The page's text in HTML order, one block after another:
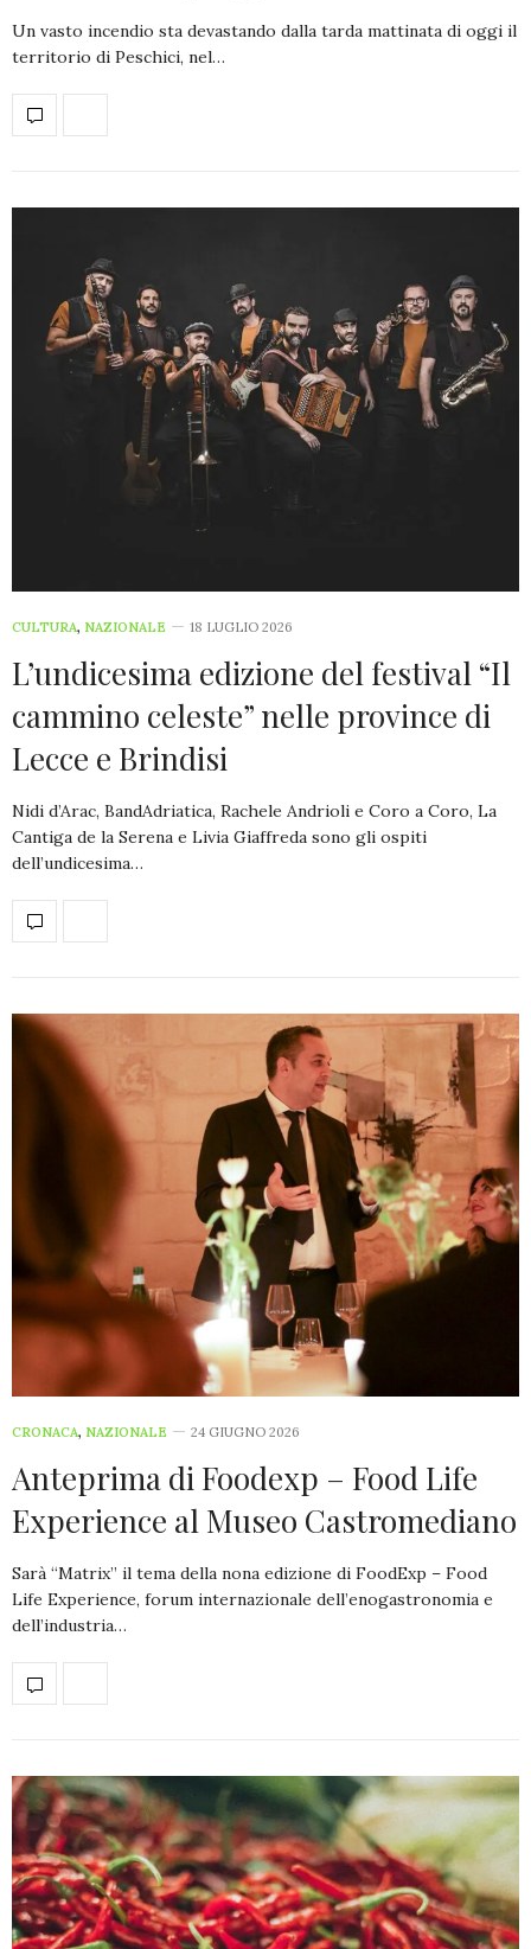
Un vasto incendio sta devastando dalla tarda mattinata di oggi il
territorio di Peschici, nel…
CULTURA, NAZIONALE 18 LUGLIO 2026
L’undicesima edizione del festival “Il
cammino celeste” nelle province di
Lecce e Brindisi
Nidi d’Arac, BandAdriatica, Rachele Andrioli e Coro a Coro, La
Cantiga de la Serena e Livia Giaffreda sono gli ospiti
dell’undicesima…
CRONACA, NAZIONALE 24 GIUGNO 2026
Anteprima di Foodexp – Food Life
Experience al Museo Castromediano
Sarà “Matrix” il tema della nona edizione di FoodExp – Food
Life Experience, forum internazionale dell’enogastronomia e
dell’industria…